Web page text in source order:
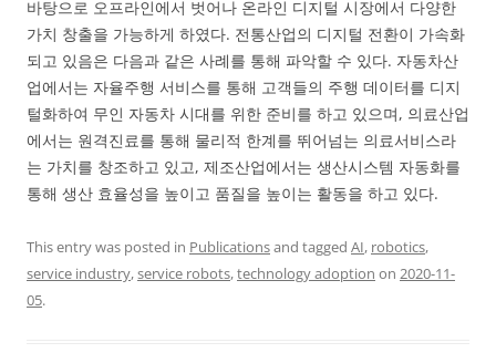
바탕으로 오프라인에서 벗어나 온라인 디지털 시장에서 다양한
가치 창출을 가능하게 하였다. 전통산업의 디지털 전환이 가속화
되고 있음은 다음과 같은 사례를 통해 파악할 수 있다. 자동차산
업에서는 자율주행 서비스를 통해 고객들의 주행 데이터를 디지
털화하여 무인 자동차 시대를 위한 준비를 하고 있으며, 의료산업
에서는 원격진료를 통해 물리적 한계를 뛰어넘는 의료서비스라
는 가치를 창조하고 있고, 제조산업에서는 생산시스템 자동화를
통해 생산 효율성을 높이고 품질을 높이는 활동을 하고 있다.
This entry was posted in Publicationsand tagged AI, robotics,
service industry,service robots,technology adoption on 2020-11-
05.